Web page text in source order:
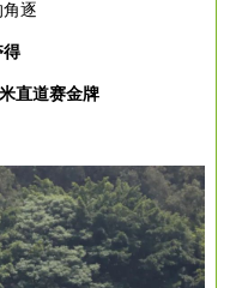
逐
得
直道赛金牌